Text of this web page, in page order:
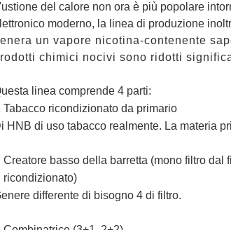
del calore non ora è più popolare
moderno, la linea di produzione
un vapore nicotina-contenente
chimici nocivi sono ridotti
linea comprende 4 parti:
Tabacco ricondizionato da primario
HNB di uso tabacco realmente. La materia
Creatore basso della barretta (mono filtro dal
ricondizionato)
differente di bisogno 4 di filtro.